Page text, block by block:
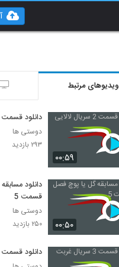
ویدیوهای مرتبط
۰۰:۵۹
دانلود قسمت 2 سریال لالایی
دوستی ها
۲۹۳ بازدید
۰۰:۵۰
دانلود
قسمت 5
دوستی ها
۲۵۰ بازدید
دانلود قسمت 3 سریال غربت